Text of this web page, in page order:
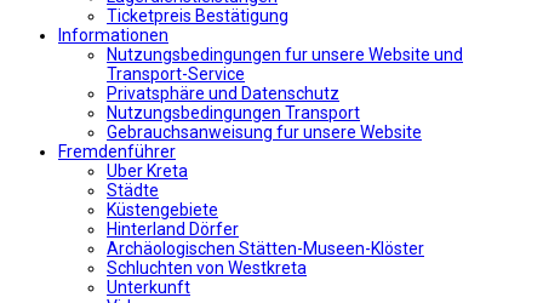
Ticketpreis Bestätigung
Informationen
Nutzungsbedingungen fur unsere Website und
Transport-Service
Privatsphäre und Datenschutz
Nutzungsbedingungen Transport
Gebrauchsanweisung fur unsere Website
Fremdenführer
Uber Kreta
Städte
Küstengebiete
Hinterland Dörfer
Archäologischen Stätten-Museen-Klöster
Schluchten von Westkreta
Unterkunft